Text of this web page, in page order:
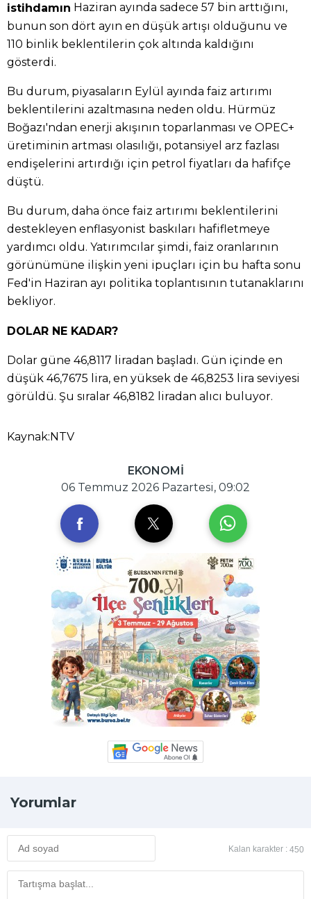
istihdamın Haziran ayında sadece 57 bin arttığını,
bunun son dört ayın en düşük artışı olduğunu ve
110 binlik beklentilerin çok altında kaldığını
gösterdi.
Bu durum, piyasaların Eylül ayında faiz artırımı
beklentilerini azaltmasına neden oldu. Hürmüz
Boğazı'ndan enerji akışının toparlanması ve OPEC+
üretiminin artması olasılığı, potansiyel arz fazlası
endişelerini artırdığı için petrol fiyatları da hafifçe
düştü.
Bu durum, daha önce faiz artırımı beklentilerini
destekleyen enflasyonist baskıları hafifletmeye
yardımcı oldu. Yatırımcılar şimdi, faiz oranlarının
görünümüne ilişkin yeni ipuçları için bu hafta sonu
Fed'in Haziran ayı politika toplantısının tutanaklarını
bekliyor.
DOLAR NE KADAR?
Dolar güne 46,8117 liradan başladı. Gün içinde en
düşük 46,7675 lira, en yüksek de 46,8253 lira seviyesi
görüldü. Şu sıralar 46,8182 liradan alıcı buluyor.
Kaynak:NTV
EKONOMİ
06 Temmuz 2026 Pazartesi, 09:02
Yorumlar
Kalan karakter : 450